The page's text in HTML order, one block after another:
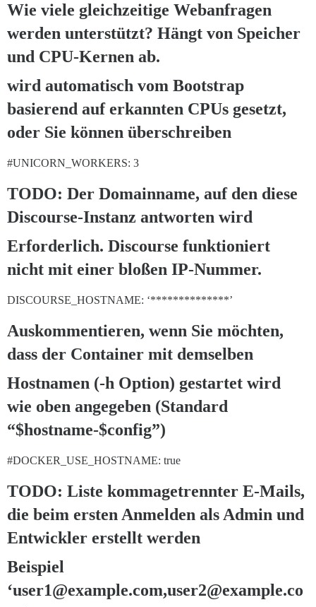
Wie viele gleichzeitige Webanfragen
werden unterstützt? Hängt von Speicher
und CPU-Kernen ab.
wird automatisch vom Bootstrap
basierend auf erkannten CPUs gesetzt,
oder Sie können überschreiben
#UNICORN_WORKERS: 3
TODO: Der Domainname, auf den diese
Discourse-Instanz antworten wird
Erforderlich. Discourse funktioniert
nicht mit einer bloßen IP-Nummer.
DISCOURSE_HOSTNAME: ‘**************’
Auskommentieren, wenn Sie möchten,
dass der Container mit demselben
Hostnamen (-h Option) gestartet wird
wie oben angegeben (Standard
“$hostname-$config”)
#DOCKER_USE_HOSTNAME: true
TODO: Liste kommagetrennter E-Mails,
die beim ersten Anmelden als Admin und
Entwickler erstellt werden
Beispiel
‘user1@example.com,user2@example.co